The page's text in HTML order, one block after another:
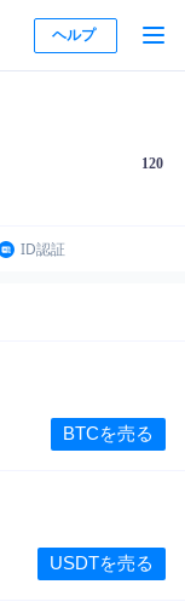
ヘルプ
120
ID認証
BTCを売る
USDTを売る